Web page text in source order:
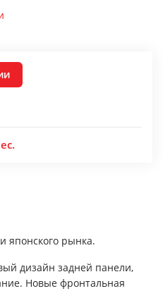
японского рынка.
дизайн задней панели,
Новые фронтальная